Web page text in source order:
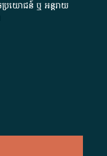
ប្រយោជន៍ ឬ អន្តរាយ